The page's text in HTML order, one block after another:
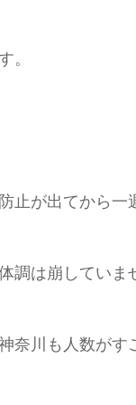
。
止が出てから一
調は崩していま
奈川も人数がす